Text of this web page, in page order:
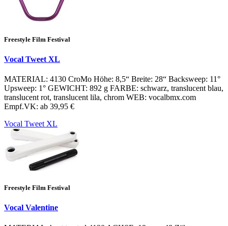
Freestyle Film Festival
Vocal Tweet XL
MATERIAL: 4130 CroMo Höhe: 8,5“ Breite: 28“ Backsweep: 11°
Upsweep: 1° GEWICHT: 892 g FARBE: schwarz, translucent blau,
translucent rot, translucent lila, chrom WEB: vocalbmx.com
Empf.VK: ab 39,95 €
Vocal Tweet XL
Freestyle Film Festival
Vocal Valentine